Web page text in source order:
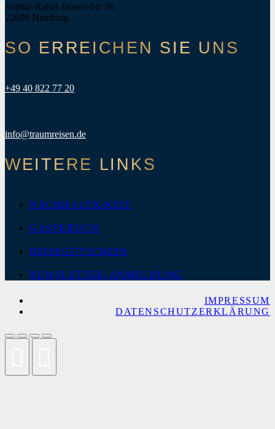
Sophie-Rahel-Jansen-Str. 98
22609 Hamburg
SO ERREICHEN SIE UNS
+49 40 822 77 20
info@traumreisen.de
WEITERE LINKS
NACHHALTIGKEIT
GÄSTEBUCH
REISEGUTSCHEIN
NEWSLETTER-ANMELDUNG
IMPRESSUM
DATENSCHUTZERKLÄRUNG